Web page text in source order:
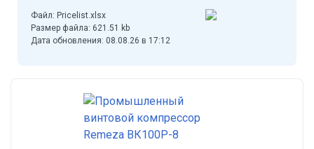
Файл: Pricelist.xlsx
Размер файла: 621.51 kb
Дата обновления: 08.08.26 в 17:12